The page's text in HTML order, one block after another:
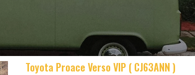
Toyota Proace Verso VIP ( CJ63ANN )